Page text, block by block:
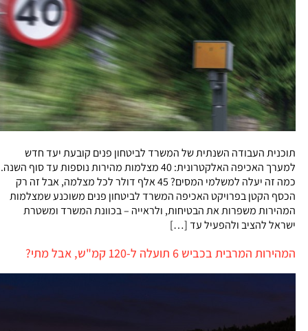
תוכנית העבודה השנתית של המשרד לביטחון פנים קובעת יעד חדש
למערך האכיפה האלקטרונית: 40 מצלמות מהירות נוספות עד סוף השנה.
כמה זה יעלה למשלמי המסים? 45 אלף דולר לכל מצלמה, אבל זה רק
הכסף הקטן בפרויקט האכיפה המשרד לביטחון פנים משוכנע שמצלמות
המהירות משפרות את הבטיחות, ולראייה – בכוונת המשרד ומשטרת
ישראל להציב ולהפעיל עד […]
המהירות המרבית בכביש 6 תועלה ל-120 קמ"ש, אבל מתי?